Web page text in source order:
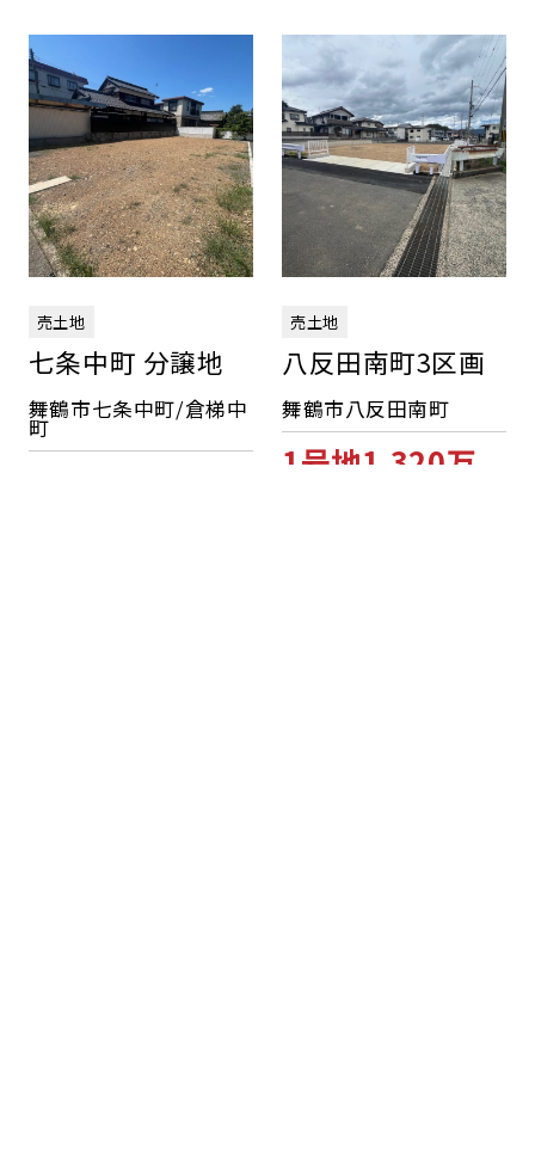
売土地
七条中町 分譲地
舞鶴市七条中町/倉梯中
町
売土地
八反田南町3区画
舞鶴市八反田南町
1号地1,320万